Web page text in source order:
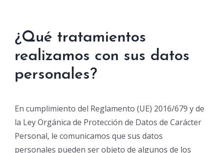
¿Qué tratamientos
realizamos con sus datos
personales?
En cumplimiento del Reglamento (UE) 2016/679 y de
la Ley Orgánica de Protección de Datos de Carácter
Personal, le comunicamos que sus datos
personales pueden ser objeto de algunos de los